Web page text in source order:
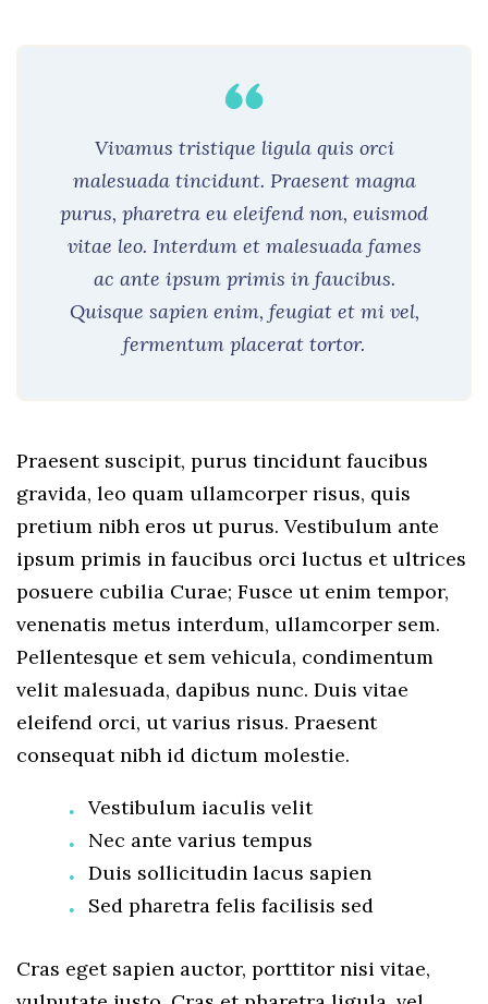
Vivamus tristique ligula quis orci
malesuada tincidunt. Praesent magna
purus, pharetra eu eleifend non, euismod
vitae leo. Interdum et malesuada fames
ac ante ipsum primis in faucibus.
Quisque sapien enim, feugiat et mi vel,
fermentum placerat tortor.
Praesent suscipit, purus tincidunt faucibus
gravida, leo quam ullamcorper risus, quis
pretium nibh eros ut purus. Vestibulum ante
ipsum primis in faucibus orci luctus et ultrices
posuere cubilia Curae; Fusce ut enim tempor,
venenatis metus interdum, ullamcorper sem.
Pellentesque et sem vehicula, condimentum
velit malesuada, dapibus nunc. Duis vitae
eleifend orci, ut varius risus. Praesent
consequat nibh id dictum molestie.
Vestibulum iaculis velit
Nec ante varius tempus
Duis sollicitudin lacus sapien
Sed pharetra felis facilisis sed
Cras eget sapien auctor, porttitor nisi vitae,